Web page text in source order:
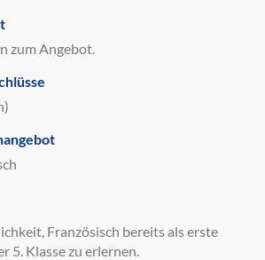
zum Angebot.
Französisch bereits als erste
5. Klasse zu erlernen.